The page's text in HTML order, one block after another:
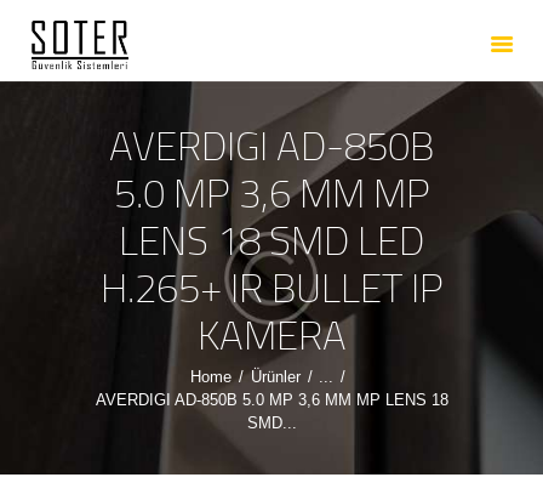
AVERDIGI AD-850B
5.0 MP 3,6 MM MP
LENS 18 SMD LED
H.265+ IR BULLET IP
KAMERA
Home Ürünler
...
AVERDIGI AD-850B 5.0 MP 3,6 MM MP LENS 18
SMD...
ANASAYFA
HAKKIMIZDA
HIZMETLERIMIZ
ÜRÜNLERIMIZ
REFERANSLARIMIZ
İLETIŞIM